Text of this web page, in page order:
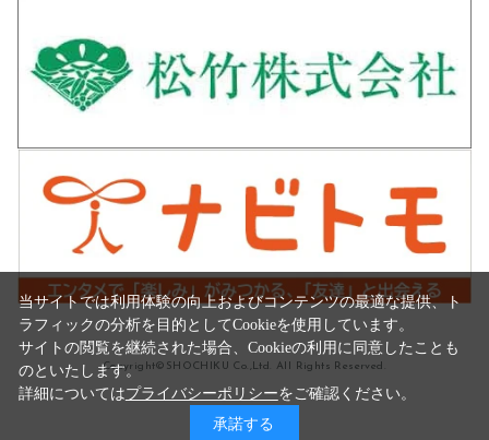
Copyright©SHOCHIKU Co.,Ltd. All Rights Reserved.
当サイトでは利用体験の向上およびコンテンツの最適な提供、ト
ラフィックの分析を目的としてCookieを使用しています。
サイトの閲覧を継続された場合、Cookieの利用に同意したことも
のといたします。
詳細についてはプライバシーポリシーをご確認ください。
承諾する